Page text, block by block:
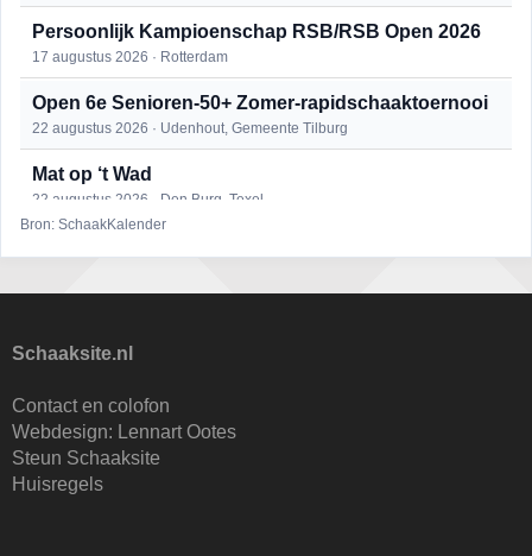
Persoonlijk Kampioenschap RSB/RSB Open 2026
17 augustus 2026 · Rotterdam
Open 6e Senioren-50+ Zomer-rapidschaaktoernooi
22 augustus 2026 · Udenhout, Gemeente Tilburg
Mat op ‘t Wad
22 augustus 2026 · Den Burg, Texel
23 augustus 2026 · Utrecht
25 augustus 2026 · Bunschoten-Spakenburg
Nazomervierkampentoernooi 2026
28 augustus 2026 · Assen
Bron: SchaakKalender
Schaaksite.nl
Contact en colofon
Webdesign: Lennart Ootes
Steun Schaaksite
Huisregels